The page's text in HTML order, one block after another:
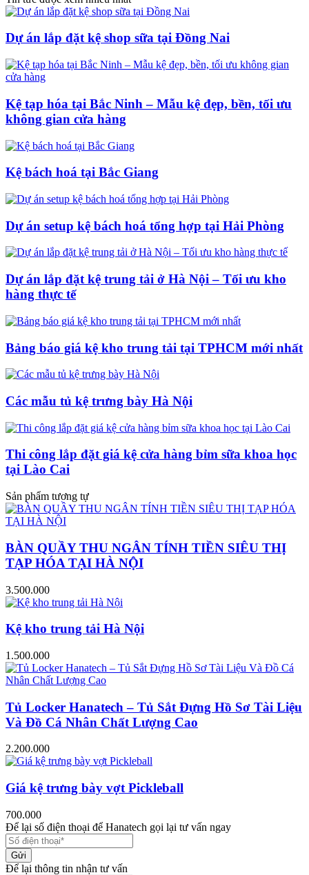
Dự án lắp đặt kệ shop sữa tại Đồng Nai
Kệ tạp hóa tại Bắc Ninh – Mẫu kệ đẹp, bền, tối ưu
không gian cửa hàng
Kệ bách hoá tại Bắc Giang
Dự án setup kệ bách hoá tổng hợp tại Hải Phòng
Dự án lắp đặt kệ trung tải ở Hà Nội – Tối ưu kho
hàng thực tế
Bảng báo giá kệ kho trung tải tại TPHCM mới nhất
Các mẫu tủ kệ trưng bày Hà Nội
Thi công lắp đặt giá kệ cửa hàng bỉm sữa khoa học
tại Lào Cai
Sản phẩm tương tự
BÀN QUẦY THU NGÂN TÍNH TIỀN SIÊU THỊ
TẠP HÓA TẠI HÀ NỘI
3.500.000
Kệ kho trung tải Hà Nội
1.500.000
Tủ Locker Hanatech – Tủ Sắt Đựng Hồ Sơ Tài Liệu
Và Đồ Cá Nhân Chất Lượng Cao
2.200.000
Giá kệ trưng bày vợt Pickleball
700.000
Để lại số điện thoại để Hanatech gọi lại tư vấn ngay
Gửi
Để lại thông tin nhận tư vấn